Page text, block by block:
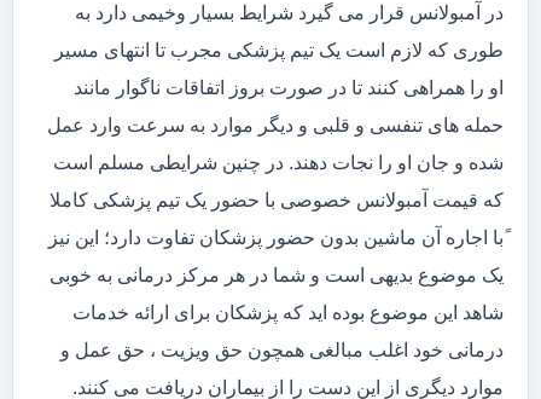
در آمبولانس قرار می گیرد شرایط بسیار وخیمی دارد به
طوری که لازم است یک تیم پزشکی مجرب تا انتهای مسیر
او را همراهی کنند تا در صورت بروز اتفاقات ناگوار مانند
حمله های تنفسی و قلبی و دیگر موارد به سرعت وارد عمل
شده و جان او را نجات دهند. در چنین شرایطی مسلم است
که قیمت آمبولانس خصوصی با حضور یک تیم پزشکی کاملا
ًبا اجاره آن ماشین بدون حضور پزشکان تفاوت دارد؛ این نیز
یک موضوع بدیهی است و شما در هر مرکز درمانی به خوبی
شاهد این موضوع بوده اید که پزشکان برای ارائه خدمات
درمانی خود اغلب مبالغی همچون حق ویزیت ، حق عمل و
موارد دیگری از این دست را از بیماران دریافت می کنند.